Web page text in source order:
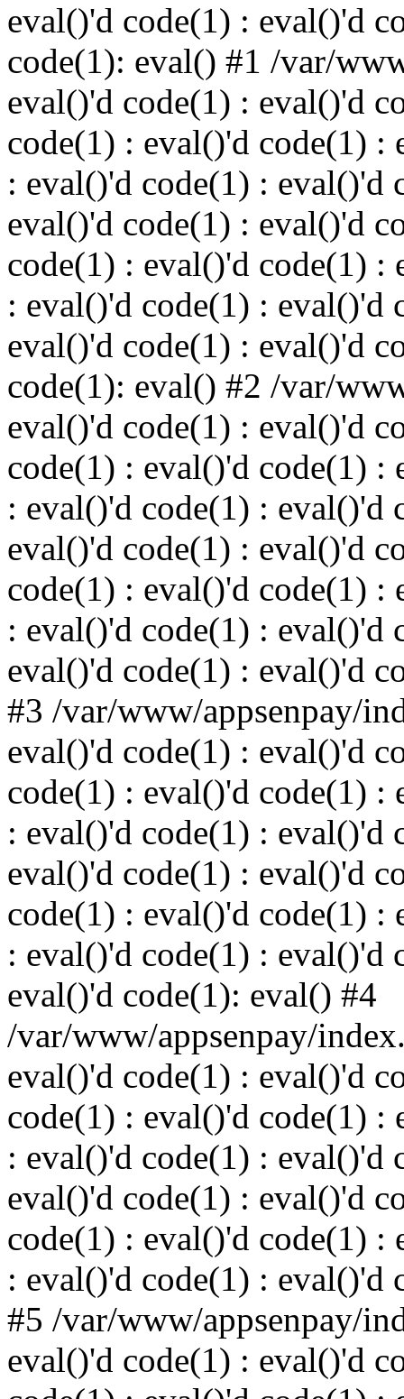
eval()'d code(1) : eval()'d
code(1): eval() #1 /var/
eval()'d code(1) : eval()'d
code(1) : eval()'d code(1) :
: eval()'d code(1) : eval()'d
eval()'d code(1) : eval()'d
code(1) : eval()'d code(1) :
: eval()'d code(1) : eval()'d
eval()'d code(1) : eval()'d
code(1): eval() #2 /var/
eval()'d code(1) : eval()'d
code(1) : eval()'d code(1) :
: eval()'d code(1) : eval()'d
eval()'d code(1) : eval()'d
code(1) : eval()'d code(1) :
: eval()'d code(1) : eval()'d
eval()'d code(1) : eval()'d
#3 /var/www/appsenpay/
eval()'d code(1) : eval()'d
code(1) : eval()'d code(1) :
: eval()'d code(1) : eval()'d
eval()'d code(1) : eval()'d
code(1) : eval()'d code(1) :
: eval()'d code(1) : eval()'d
eval()'d code(1): eval() #4
/var/www/appsenpay/
eval()'d code(1) : eval()'d
code(1) : eval()'d code(1) :
: eval()'d code(1) : eval()'d
eval()'d code(1) : eval()'d
code(1) : eval()'d code(1) :
: eval()'d code(1) : eval()'d
#5 /var/www/appsenpay/
eval()'d code(1) : eval()'d